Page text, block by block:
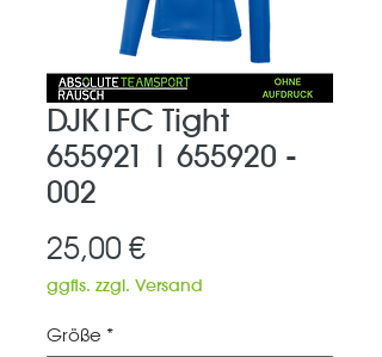
DJK|FC Tight
655921 | 655920 -
002
25,00 €Preis
ggfls. zzgl. Versand
Größe *